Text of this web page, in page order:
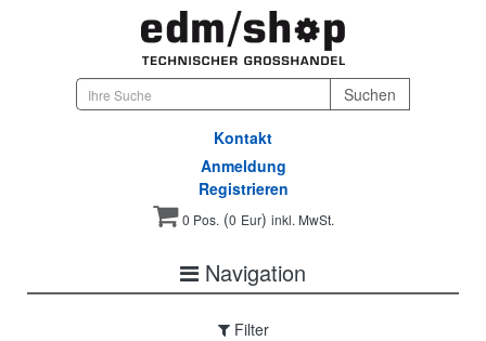
Kontakt
Anmeldung
Registrieren
0 Pos.(0 Eur) inkl. MwSt.
Navigation
Filter